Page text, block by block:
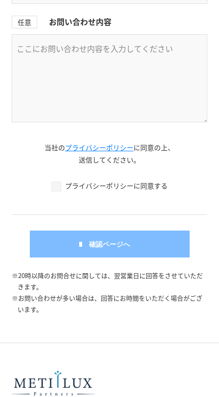
任意 お問い合わせ内容
当社のプライバシーポリシーに同意の上、
送信してください。
プライバシーポリシーに同意する
※20時以降のお問合せに関しては、翌営業日に回答をさせていただ
きます。
※お問い合わせが多い場合は、回答にお時間をいただく場合がござ
います。